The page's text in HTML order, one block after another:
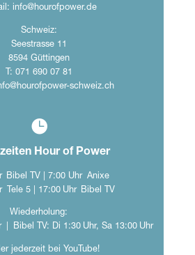
info@hourofpower.de
Schweiz:
Seestrasse 11
8594 Güttingen
T: 071 690 07 81
schweiz.ch

Hour of Power
Bibel TV | 7:00 Uhr Anixe
Tele 5 | 17:00 Uhr Bibel TV
Wiederholung:
| Bibel TV: Di 1:30 Uhr, Sa 13:00 Uhr
jederzeit bei YouTube!